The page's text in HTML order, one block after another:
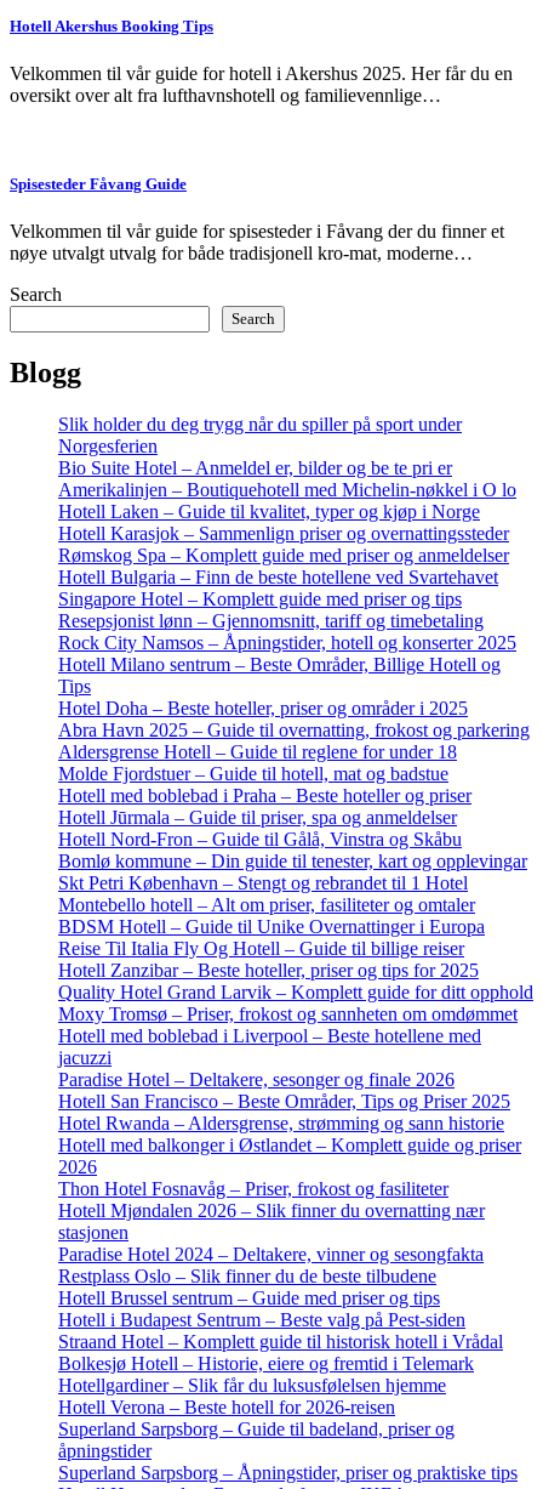
Hotell Akershus Booking Tips
Velkommen til vår guide for hotell i Akershus 2025. Her får du en
oversikt over alt fra lufthavnshotell og familievennlige…
Spisesteder Fåvang Guide
Velkommen til vår guide for spisesteder i Fåvang der du finner et
nøye utvalgt utvalg for både tradisjonell kro-mat, moderne…
Search
Search
Blogg
Slik holder du deg trygg når du spiller på sport under
Norgesferien
Bio Suite Hotel – Anmeldel er, bilder og be te pri er
Amerikalinjen – Boutiquehotell med Michelin-nøkkel i O lo
Hotell Laken – Guide til kvalitet, typer og kjøp i Norge
Hotell Karasjok – Sammenlign priser og overnattingssteder
Rømskog Spa – Komplett guide med priser og anmeldelser
Hotell Bulgaria – Finn de beste hotellene ved Svartehavet
Singapore Hotel – Komplett guide med priser og tips
Resepsjonist lønn – Gjennomsnitt, tariff og timebetaling
Rock City Namsos – Åpningstider, hotell og konserter 2025
Hotell Milano sentrum – Beste Områder, Billige Hotell og
Tips
Hotel Doha – Beste hoteller, priser og områder i 2025
Abra Havn 2025 – Guide til overnatting, frokost og parkering
Aldersgrense Hotell – Guide til reglene for under 18
Molde Fjordstuer – Guide til hotell, mat og badstue
Hotell med boblebad i Praha – Beste hoteller og priser
Hotell Jūrmala – Guide til priser, spa og anmeldelser
Hotell Nord-Fron – Guide til Gålå, Vinstra og Skåbu
Bomlø kommune – Din guide til tenester, kart og opplevingar
Skt Petri København – Stengt og rebrandet til 1 Hotel
Montebello hotell – Alt om priser, fasiliteter og omtaler
BDSM Hotell – Guide til Unike Overnattinger i Europa
Reise Til Italia Fly Og Hotell – Guide til billige reiser
Hotell Zanzibar – Beste hoteller, priser og tips for 2025
Quality Hotel Grand Larvik – Komplett guide for ditt opphold
Moxy Tromsø – Priser, frokost og sannheten om omdømmet
Hotell med boblebad i Liverpool – Beste hotellene med
jacuzzi
Paradise Hotel – Deltakere, sesonger og finale 2026
Hotell San Francisco – Beste Områder, Tips og Priser 2025
Hotel Rwanda – Aldersgrense, strømming og sann historie
Hotell med balkonger i Østlandet – Komplett guide og priser
2026
Thon Hotel Fosnavåg – Priser, frokost og fasiliteter
Hotell Mjøndalen 2026 – Slik finner du overnatting nær
stasjonen
Paradise Hotel 2024 – Deltakere, vinner og sesongfakta
Restplass Oslo – Slik finner du de beste tilbudene
Hotell Brussel sentrum – Guide med priser og tips
Hotell i Budapest Sentrum – Beste valg på Pest-siden
Straand Hotel – Komplett guide til historisk hotell i Vrådal
Bolkesjø Hotell – Historie, eiere og fremtid i Telemark
Hotellgardiner – Slik får du luksusfølelsen hjemme
Hotell Verona – Beste hotell for 2026-reisen
Superland Sarpsborg – Guide til badeland, priser og
åpningstider
Superland Sarpsborg – Åpningstider, priser og praktiske tips